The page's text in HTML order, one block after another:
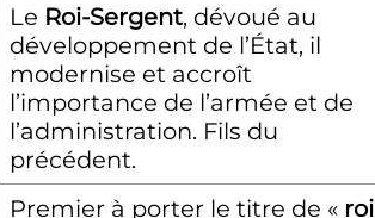
Le Roi-Sergent, dévoué au
développement de l’État, il
modernise et accroît
l’importance de l’armée et de
l’administration. Fils du
précédent.
Premier à porter le titre de « roi